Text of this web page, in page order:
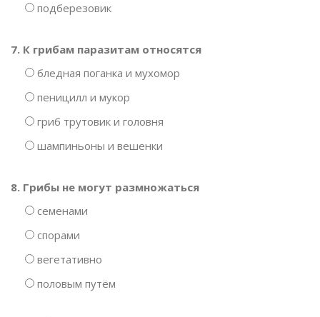
подберезовик
7. К грибам паразитам относятся
бледная поганка и мухомор
пеницилл и мукор
гриб трутовик и головня
шампиньоны и вешенки
8. Грибы не могут размножаться
семенами
спорами
вегетативно
половым путём